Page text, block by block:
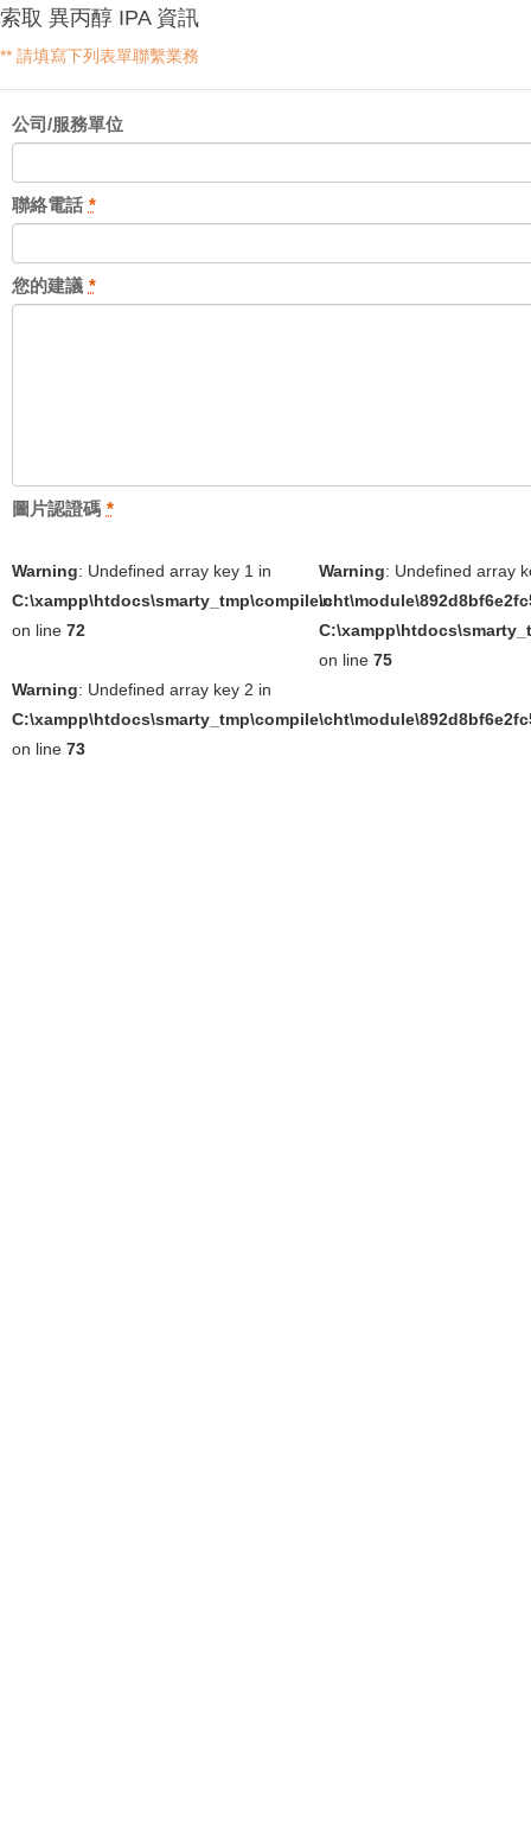
索取 異丙醇 IPA 資訊
** 請填寫下列表單聯繫業務
公司/服務單位
聯絡電話 *
您的建議 *
圖片認證碼 *
Warning: Undefined array key 1 in
on line 72
Warning: Undefined array key 2 in
on line 73
Warning: Undefined array
in
on line 75